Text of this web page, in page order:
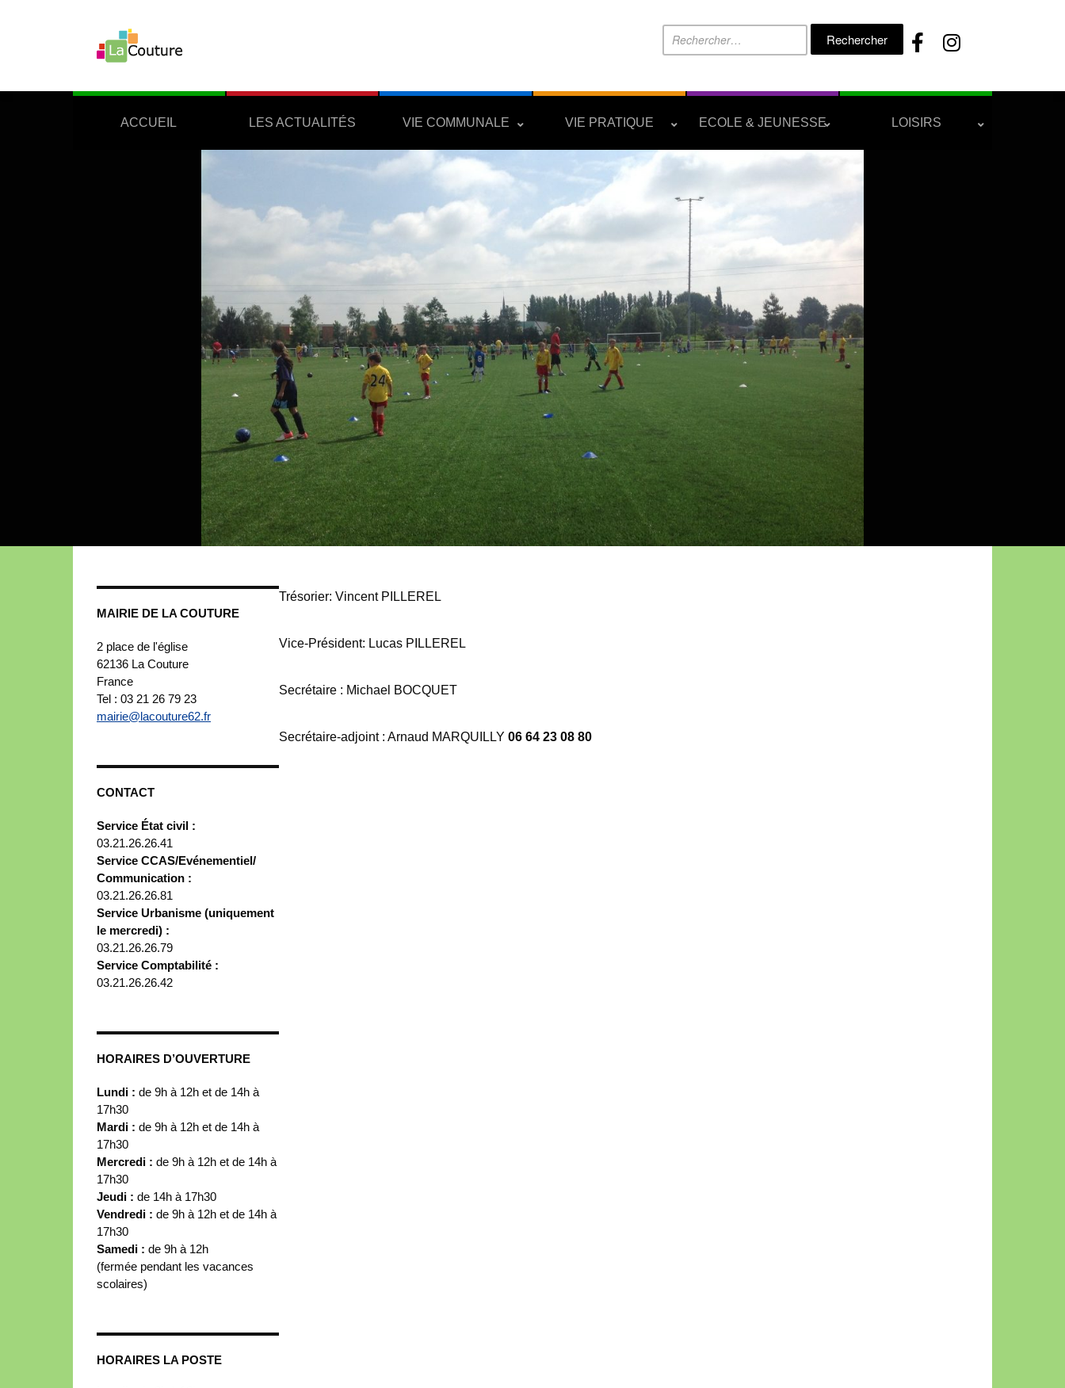
Rechercher :
ACCUEIL LES ACTUALITÉS VIE COMMUNALE VIE PRATIQUE ECOLE & JEUNESSE LOISIRS
MAIRIE DE LA COUTURE
2 place de l'église
62136 La Couture
France
Tel : 03 21 26 79 23
mairie@lacouture62.fr
CONTACT
Service État civil :
03.21.26.26.41
Service CCAS/Evénementiel/
Communication :
03.21.26.26.81
Service Urbanisme (uniquement
le mercredi) :
03.21.26.26.79
Service Comptabilité :
03.21.26.26.42
HORAIRES D’OUVERTURE
Lundi : de 9h à 12h et de 14h à
17h30
Mardi : de 9h à 12h et de 14h à
17h30
Mercredi : de 9h à 12h et de 14h à
17h30
Jeudi : de 14h à 17h30
Vendredi : de 9h à 12h et de 14h à
17h30
Samedi : de 9h à 12h
(fermée pendant les vacances
scolaires)
HORAIRES LA POSTE
Trésorier: Vincent PILLEREL
Vice-Président: Lucas PILLEREL
Secrétaire : Michael BOCQUET
Secrétaire-adjoint : Arnaud MARQUILLY 06 64 23 08 80